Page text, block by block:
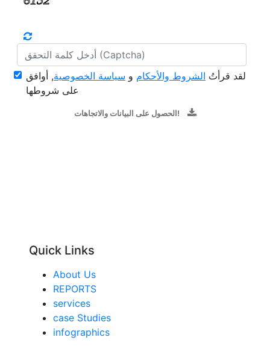
لقد قرأتُ الشروط والأحكام و سياسة الخصوصية, أوافق
على شروطها
الحصول على البيانات والاتجاهات!
Quick Links
About Us
REPORTS
services
case Studies
infographics